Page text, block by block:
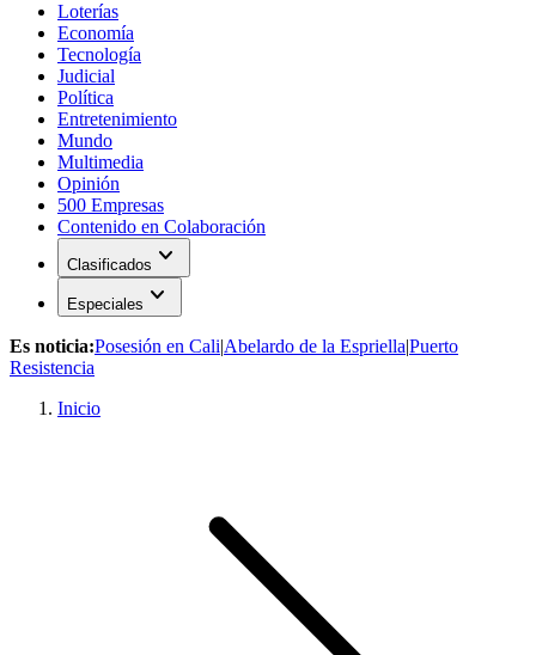
Loterías
Economía
Tecnología
Judicial
Política
Entretenimiento
Mundo
Multimedia
Opinión
500 Empresas
Contenido en Colaboración
Clasificados expand_more
Especiales expand_more
Es noticia:Posesión en Cali|Abelardo de la Espriella|Puerto
Resistencia
Inicio